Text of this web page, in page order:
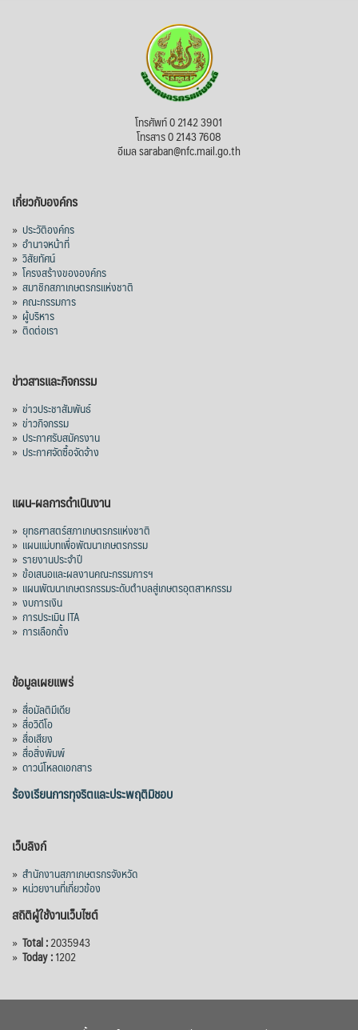
ไม่สามารถดูเนื้อหานี้ได้ในขณะนี้
สภาเกษตรกรแห่งชาติ
กรมการค้าต่างประเทศ กระทรวงพาณิชย์ เปิด
ไทยในช่วง 6 เดือนของปี 2569 (ม.ค.-มิ.ย.) มี
1,205 ล้านดอลลาร์สหรัฐ (ประมาณ
38,003.15 ล้านบาท) ลดลง 27.69%
ปรับตัวลดลงตามสภาวะเศรษฐกิจและการค้า
โลก โดยตลาดส่งออกสำคัญ จีน ส่งออกได้
1.52 ล้านตัน ลด 61.71%
ส่งออกมันครึ่งปี 69 ปริมาณ 2.52 ล้านตัน
ลด 51.63% ยังดีที่ราคาขายดีกว่าปีก่อน
mgronline.com
View on Facebook
สภาเกษตรกรแห่งชาติ
8 hours ago
คณะรัฐมนตรี อนุมัติโครงการอ่างเก็บน้ำ
คลองวังโตนด วงเงิน 7,200 ล้านบาท สะท้อน
ผลสำเร็จการผลักดันข้อเสนอเชิงนโยบายของ
เมื่อวันที่ 5 สิงหาคม 2569 คณะรัฐมนตรีมีมติ
อนุมัติโครงการอ่างเก็บน้ำคลองวังโตนด
จังหวัดจันทบุรี กรอบวงเงิน 7,200 ล้านบาท
กำหนดระยะเวลาดำเนินงาน 7 ปี (พ.ศ. 2570–
2576) โดยโครงการมีความจุ 99.50 ล้าน
ลูกบาศก์เมตร สามารถสนับสนุนพื้นที่
ชลประทานกว่า 87,700 ไร่ เพิ่ม
View on Facebook
โทรศัพท์ 0 2142 3901
โทรสาร 0 2143 7608
อีเมล saraban@nfc.mail.go.th
เกี่ยวกับองค์กร
» ประวัติองค์กร
» อำนาจหน้าที่
» วิสัยทัศน์
» โครงสร้างขององค์กร
» สมาชิกสภาเกษตรกรแห่งชาติ
» คณะกรรมการ
» ผู้บริหาร
» ติดต่อเรา
ข่าวสารและกิจกรรม
» ข่าวประชาสัมพันธ์
» ข่าวกิจกรรม
» ประกาศรับสมัครงาน
» ประกาศจัดซื้อจัดจ้าง
แผน-ผลการดำเนินงาน
» ยุทธศาสตร์สภาเกษตรกรแห่งชาติ
» แผนแม่บทเพื่อพัฒนาเกษตรกรรม
» รายงานประจำปี
» ข้อเสนอและผลงานคณะกรรมการฯ
» แผนพัฒนาเกษตรกรรมระดับตำบลสู่เกษตรอุตสาหกรรม
» งบการเงิน
» การประเมิน ITA
» การเลือกตั้ง
ข้อมูลเผยแพร่
» สื่อมัลติมีเดีย
» สื่อวิดีโอ
» สื่อเสียง
» สื่อสิ่งพิมพ์
» ดาวน์โหลดเอกสาร
ร้องเรียนการทุจริตและประพฤติมิชอบ
เว็บลิงก์
» สำนักงานสภาเกษตรกรจังหวัด
» หน่วยงานที่เกี่ยวข้อง
สถิติผู้ใช้งานเว็บไซต์
» Total :2035943
» Today :1202